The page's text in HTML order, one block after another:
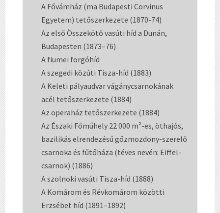
A Fővámház (ma Budapesti Corvinus
Egyetem) tetőszerkezete (1870-74)
Az első Összekötő vasúti híd a Dunán,
Budapesten (1873–76)
A fiumei forgóhíd
A szegedi közúti Tisza-híd (1883)
A Keleti pályaudvar vágánycsarnokának
acél tetőszerkezete (1884)
Az operaház tetőszerkezete (1884)
Az Északi Főműhely 22 000 m²-es, öthajós,
bazilikás elrendezésű gőzmozdony-szerelő
csarnoka és fűtőháza (téves nevén: Eiffel-
csarnok) (1886)
A szolnoki vasúti Tisza-híd (1888)
A Komárom és Révkomárom közötti
Erzsébet híd (1891–1892)